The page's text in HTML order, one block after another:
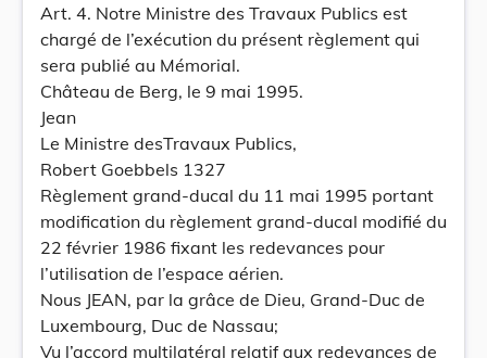
Art. 4. Notre Ministre des Travaux Publics est
chargé de l’exécution du présent règlement qui
sera publié au Mémorial.
Château de Berg, le 9 mai 1995.
Jean
Le Ministre desTravaux Publics,
Robert Goebbels 1327
Règlement grand-ducal du 11 mai 1995 portant
modification du règlement grand-ducal modifié du
22 février 1986 fixant les redevances pour
l’utilisation de l’espace aérien.
Nous JEAN, par la grâce de Dieu, Grand-Duc de
Luxembourg, Duc de Nassau;
Vu l’accord multilatéral relatif aux redevances de